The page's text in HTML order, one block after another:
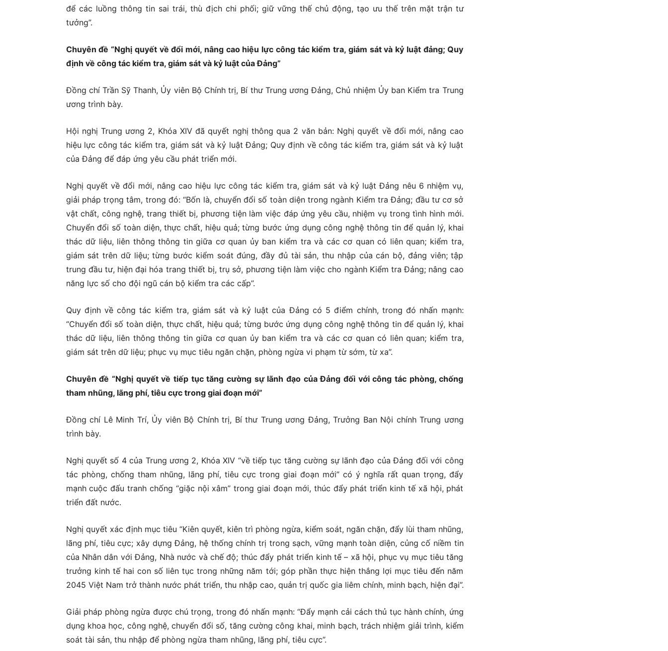
để các luồng thông tin sai trái, thù địch chi phối; giữ vững thế chủ động, tạo ưu thế trên mặt trận tư
tưởng”.
Chuyên đề “Nghị quyết về đổi mới, nâng cao hiệu lực công tác kiểm tra, giám sát và kỷ luật đảng; Quy
định về công tác kiểm tra, giám sát và kỷ luật của Đảng”
Đồng chí Trần Sỹ Thanh, Ủy viên Bộ Chính trị, Bí thư Trung ương Đảng, Chủ nhiệm Ủy ban Kiểm tra Trung
ương trình bày.
Hội nghị Trung ương 2, Khóa XIV đã quyết nghị thông qua 2 văn bản: Nghị quyết về đổi mới, nâng cao
hiệu lực công tác kiểm tra, giám sát và kỷ luật Đảng; Quy định về công tác kiểm tra, giám sát và kỷ luật
của Đảng để đáp ứng yêu cầu phát triển mới.
Nghị quyết về đổi mới, nâng cao hiệu lực công tác kiểm tra, giám sát và kỷ luật Đảng nêu 6 nhiệm vụ,
giải pháp trọng tâm, trong đó: “Bốn là, chuyển đổi số toàn diện trong ngành Kiểm tra Đảng; đầu tư cơ sở
vật chất, công nghệ, trang thiết bị, phương tiện làm việc đáp ứng yêu cầu, nhiệm vụ trong tình hình mới.
Chuyển đổi số toàn diện, thực chất, hiệu quả; từng bước ứng dụng công nghệ thông tin để quản lý, khai
thác dữ liệu, liên thông thông tin giữa cơ quan ủy ban kiểm tra và các cơ quan có liên quan; kiểm tra,
giám sát trên dữ liệu; từng bước kiểm soát đúng, đầy đủ tài sản, thu nhập của cán bộ, đảng viên; tập
trung đầu tư, hiện đại hóa trang thiết bị, trụ sở, phương tiện làm việc cho ngành Kiểm tra Đảng; nâng cao
năng lực số cho đội ngũ cán bộ kiểm tra các cấp”.
Quy định về công tác kiểm tra, giám sát và kỷ luật của Đảng có 5 điểm chính, trong đó nhấn mạnh:
“Chuyển đổi số toàn diện, thực chất, hiệu quả; từng bước ứng dụng công nghệ thông tin để quản lý, khai
thác dữ liệu, liên thông thông tin giữa cơ quan ủy ban kiểm tra và các cơ quan có liên quan; kiểm tra,
giám sát trên dữ liệu; phục vụ mục tiêu ngăn chặn, phòng ngừa vi phạm từ sớm, từ xa”.
Chuyên đề “Nghị quyết về tiếp tục tăng cường sự lãnh đạo của Đảng đối với công tác phòng, chống
tham nhũng, lãng phí, tiêu cực trong giai đoạn mới”
Đồng chí Lê Minh Trí, Ủy viên Bộ Chính trị, Bí thư Trung ương Đảng, Trưởng Ban Nội chính Trung ương
trình bày.
Nghị quyết số 4 của Trung ương 2, Khóa XIV “về tiếp tục tăng cường sự lãnh đạo của Đảng đối với công
tác phòng, chống tham nhũng, lãng phí, tiêu cực trong giai đoạn mới” có ý nghĩa rất quan trọng, đẩy
mạnh cuộc đấu tranh chống “giặc nội xâm” trong giai đoạn mới, thúc đẩy phát triển kinh tế xã hội, phát
triển đất nước.
Nghị quyết xác định mục tiêu “Kiên quyết, kiên trì phòng ngừa, kiểm soát, ngăn chặn, đẩy lùi tham nhũng,
lãng phí, tiêu cực; xây dựng Đảng, hệ thống chính trị trong sạch, vững mạnh toàn diện, củng cố niềm tin
của Nhân dân với Đảng, Nhà nước và chế độ; thúc đẩy phát triển kinh tế – xã hội, phục vụ mục tiêu tăng
trưởng kinh tế hai con số liên tục trong những năm tới; góp phần thực hiện thắng lợi mục tiêu đến năm
2045 Việt Nam trở thành nước phát triển, thu nhập cao, quản trị quốc gia liêm chính, minh bạch, hiện đại”.
Giải pháp phòng ngừa được chú trọng, trong đó nhấn mạnh: “Đẩy mạnh cải cách thủ tục hành chính, ứng
dụng khoa học, công nghệ, chuyển đổi số, tăng cường công khai, minh bạch, trách nhiệm giải trình, kiểm
soát tài sản, thu nhập để phòng ngừa tham nhũng, lãng phí, tiêu cực”.